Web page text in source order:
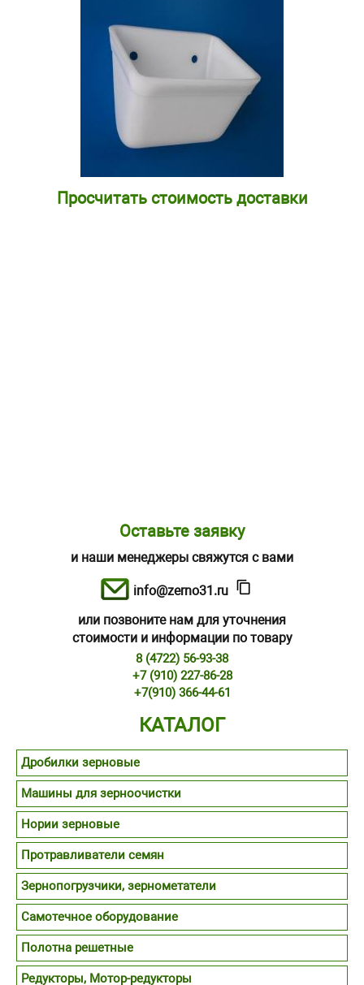
Просчитать стоимость доставки
Оставьте заявку
и наши менеджеры свяжутся с вами
info@zerno31.ru
или позвоните нам для уточнения
стоимости и информации по товару
8 (4722) 56-93-38
+7 (910) 227-86-28
+7(910) 366-44-61
КАТАЛОГ
Дробилки зерновые
Машины для зерноочистки
Нории зерновые
Протравливатели семян
Зернопогрузчики, зернометатели
Самотечное оборудование
Полотна решетные
Редукторы, Мотор-редукторы